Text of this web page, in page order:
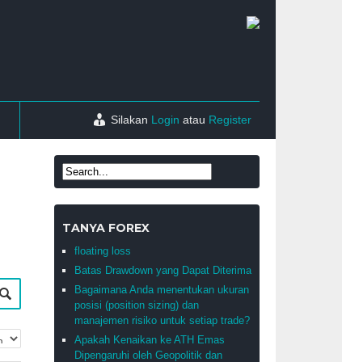
Silakan Login atau Register
TANYA FOREX
floating loss
Batas Drawdown yang Dapat Diterima
Bagaimana Anda menentukan ukuran
posisi (position sizing) dan
manajemen risiko untuk setiap trade?
Apakah Kenaikan ke ATH Emas
Dipengaruhi oleh Geopolitik dan